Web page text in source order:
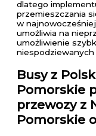
dlatego
przemieszczania
w
umożliwia na
umożliwienie
niespodziewanych
Busy z
Pomorskie
przewozy z
Pomorskie